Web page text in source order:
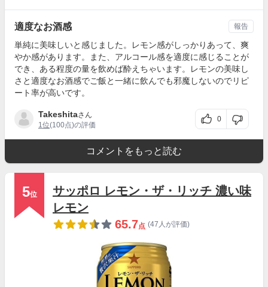
適度なお酒感
単純に美味しいと感じました。レモン感がしっかりあって、爽
やか感があります。また、アルコール感を適度に感じることが
でき、ある程度の量を飲めば酔えちゃいます。レモンの美味し
さと適度なお酒感でご飯と一緒に飲んでも邪魔しないのでリピ
ート率が高いです。
Takeshitaさん
1位(100点)の評価
0
報告
コメントをもっと読む
5位
サッポロ レモン・ザ・リッチ 濃い味
レモン
65.7点 (47人が評価)